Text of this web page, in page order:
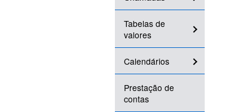
Tabelas de
valores
Calendários
Prestação de
contas